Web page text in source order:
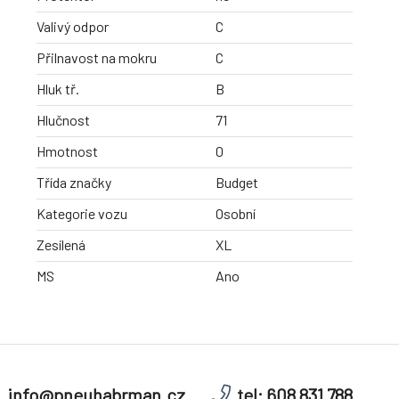
Valivý odpor
C
Přilnavost na mokru
C
Hluk tř.
B
Hlučnost
71
Hmotnost
0
Třída značky
Budget
Kategorie vozu
Osobní
Zesílená
XL
MS
Ano